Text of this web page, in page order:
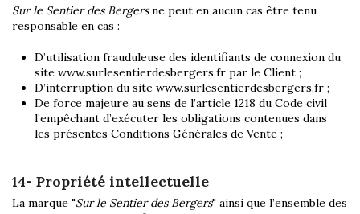
Sur le Sentier des Bergersne peut en aucun cas être tenu
responsable en cas :
D’utilisation frauduleuse des identifiants de connexion du
site www.surlesentierdesbergers.fr par le Client ;
D’interruption du site www.surlesentierdesbergers.fr ;
De force majeure au sens de l’article 1218 du Code civil
l’empêchant d’exécuter les obligations contenues dans
les présentes Conditions Générales de Vente ;
14- Propriété intellectuelle
La marque "Sur le Sentier des Bergers" ainsi que l’ensemble des